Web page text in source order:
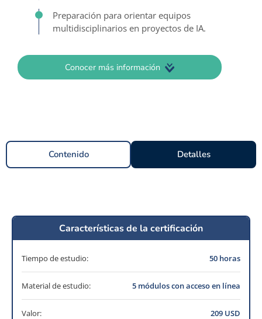
Preparación para orientar equipos
multidisciplinarios en proyectos de IA.
Conocer más información
Contenido Detalles
Características de la certificación
Tiempo de estudio: 50 horas
Material de estudio: 5 módulos con acceso en línea
Valor: 209 USD